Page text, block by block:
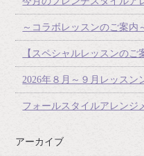
～コラボレッスンのご案内
【スペシャルレッスンのご
2026年８月～９月レッスン
フォールスタイルアレンジ
アーカイブ